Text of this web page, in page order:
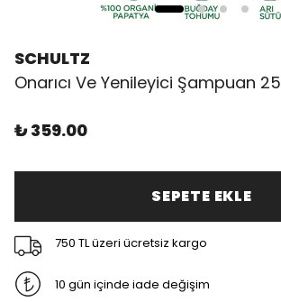
SCHULTZ
Onarıcı Ve Yenileyici Şampuan
₺ 359.00
SEPETE EKLE
750 TL üzeri ücretsiz kargo
10 gün içinde iade değişim